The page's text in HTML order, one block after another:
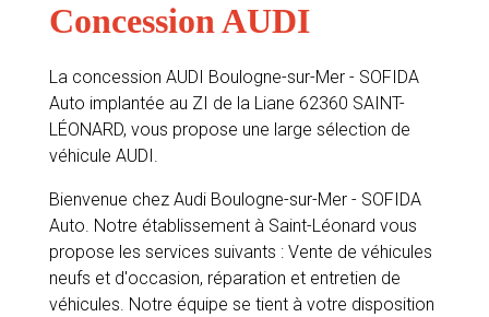
Concession AUDI
La concession AUDI Boulogne-sur-Mer - SOFIDA
Auto implantée au ZI de la Liane 62360 SAINT-
LÉONARD, vous propose une large sélection de
véhicule AUDI.
Bienvenue chez Audi Boulogne-sur-Mer - SOFIDA
Auto. Notre établissement à Saint-Léonard vous
propose les services suivants : Vente de véhicules
neufs et d'occasion, réparation et entretien de
véhicules. Notre équipe se tient à votre disposition